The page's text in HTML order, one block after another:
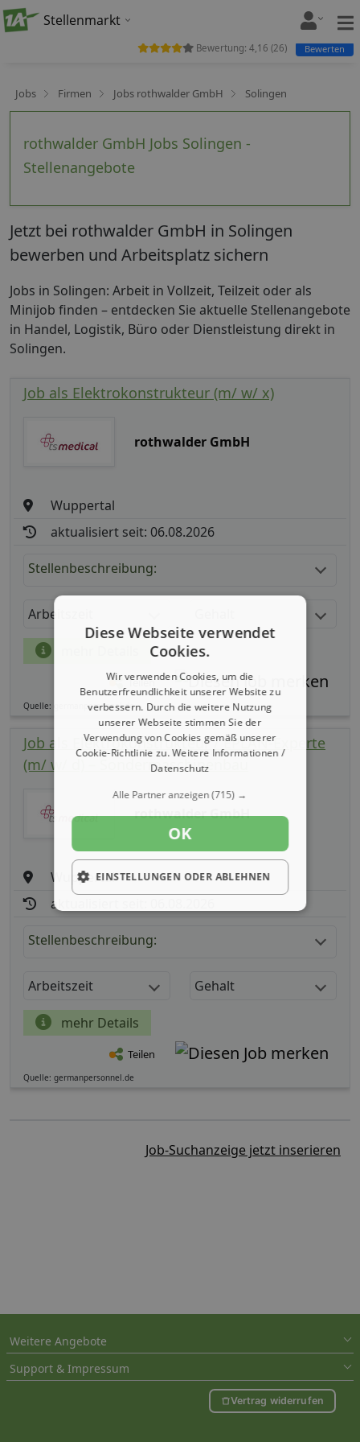
Stellenmarkt
Jobs Firmen Jobs rothwalder GmbH Solingen
rothwalder GmbH Jobs Solingen -
Stellenangebote
Bewertung: 4,16 (26) Bewerten
Jetzt bei rothwalder GmbH in Solingen
bewerben und Arbeitsplatz sichern
Jobs in Solingen: Arbeit in Vollzeit, Teilzeit oder als
Minijob finden – entdecken Sie aktuelle Stellenangebote
in Handel, Logistik, Büro oder Dienstleistung direkt in
Solingen.
Job als Elektrokonstrukteur (m/ w/ x)
rothwalder GmbH
Wuppertal
aktualisiert seit: 06.08.2026
Stellenbeschreibung:
Arbeitszeit
Teilen
Quelle: germanpersonnel.de
Job als Elektrokonstrukteur / EPLAN-Experte
(m/ w/ d) – Sondermaschinenbau
rothwalder GmbH
Wuppertal
aktualisiert seit: 06.08.2026
Stellenbeschreibung:
Arbeitszeit Gehalt
mehr Details
Teilen
Quelle: germanpersonnel.de
Job-Suchanzeige jetzt inserieren
Weitere Angebote
Support & Impressum
Vertrag widerrufen
Diese Webseite verwendet
Cookies.
Wir verwenden Cookies, um die
Benutzerfreundlichkeit unserer Website zu
verbessern. Durch die weitere Nutzung
unserer Webseite stimmen Sie der
Verwendung von Cookies gemäß unserer
Cookie-Richtlinie zu.Weitere Informationen /
Datenschutz
Alle Partner anzeigen(715) →
OK
EINSTELLUNGEN ODER ABLEHNEN